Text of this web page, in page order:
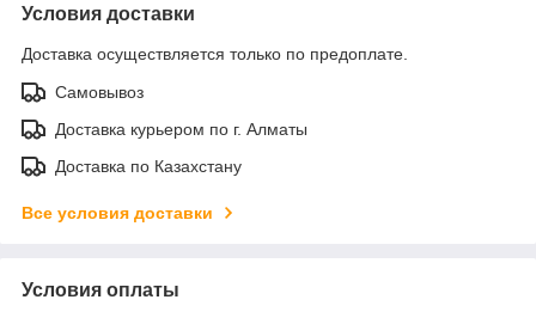
Условия доставки
Доставка осуществляется только по предоплате.
Самовывоз
Доставка курьером по г. Алматы
Доставка по Казахстану
Все условия доставки
Условия оплаты